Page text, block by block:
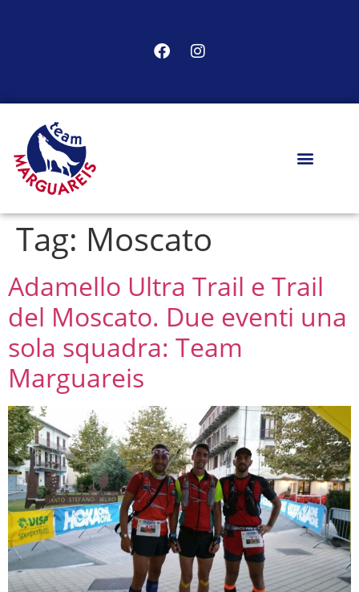
Tag: Moscato
Adamello Ultra Trail e Trail
del Moscato. Due eventi una
sola squadra: Team
Marguareis